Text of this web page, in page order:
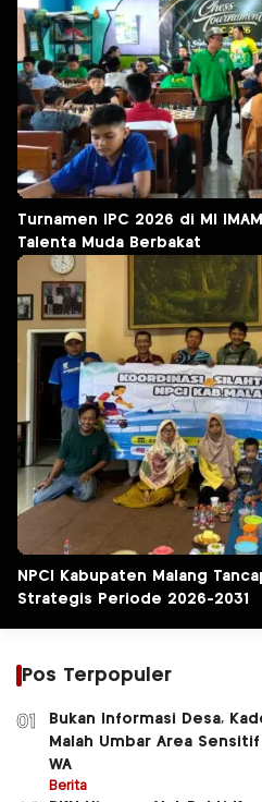
Turnamen IPC 2026 di MI
Talenta Muda Berbakat
NPCI Kabupaten Malang
Strategis Periode 2026-2031
Pos Terpopuler
01
Bukan Informasi Desa,
Malah Umbar Area
WA
Berita